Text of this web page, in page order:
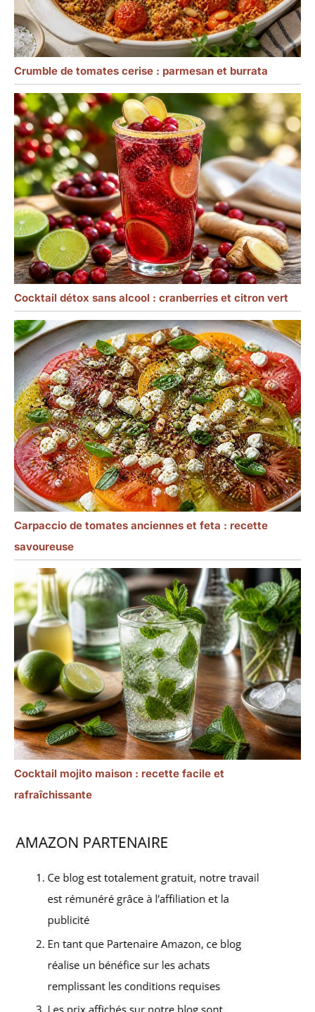
Crumble de tomates cerise : parmesan et burrata
Cocktail détox sans alcool : cranberries et citron vert
Carpaccio de tomates anciennes et feta : recette
savoureuse
Cocktail mojito maison : recette facile et
rafraîchissante